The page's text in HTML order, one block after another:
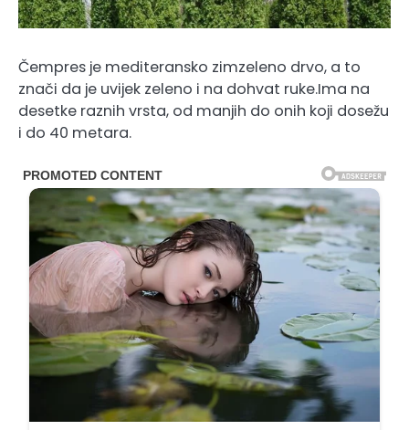
Čempres je mediteransko zimzeleno drvo, a to
znači da je uvijek zeleno i na dohvat ruke.Ima na
desetke raznih vrsta, od manjih do onih koji dosežu
i do 40 metara.